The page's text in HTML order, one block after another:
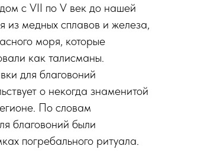
с VII по V век до нашей
медных сплавов и железа,
моря, которые
как талисманы.
для благовоний
о некогда знаменитой
По словам
благовоний были
погребального ритуала.